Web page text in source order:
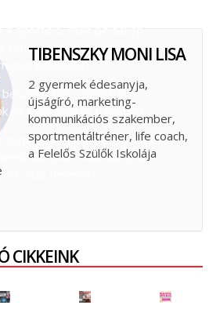
rendszeresség szerepe a
a sportról a
és nyereségek tükrében.
szülőknek, edzőknek
aki fontosnak tartja a
általi nevelést.
TIBENSZKY MONI LISA
2 gyermek édesanyja,
újságíró, marketing-
kommunikációs szakember,
sportmentáltréner, life coach,
a Felelős Szülők Iskolája
CIKKEINK